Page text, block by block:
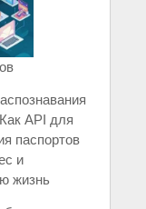
API для
паспортов
и
жизнь